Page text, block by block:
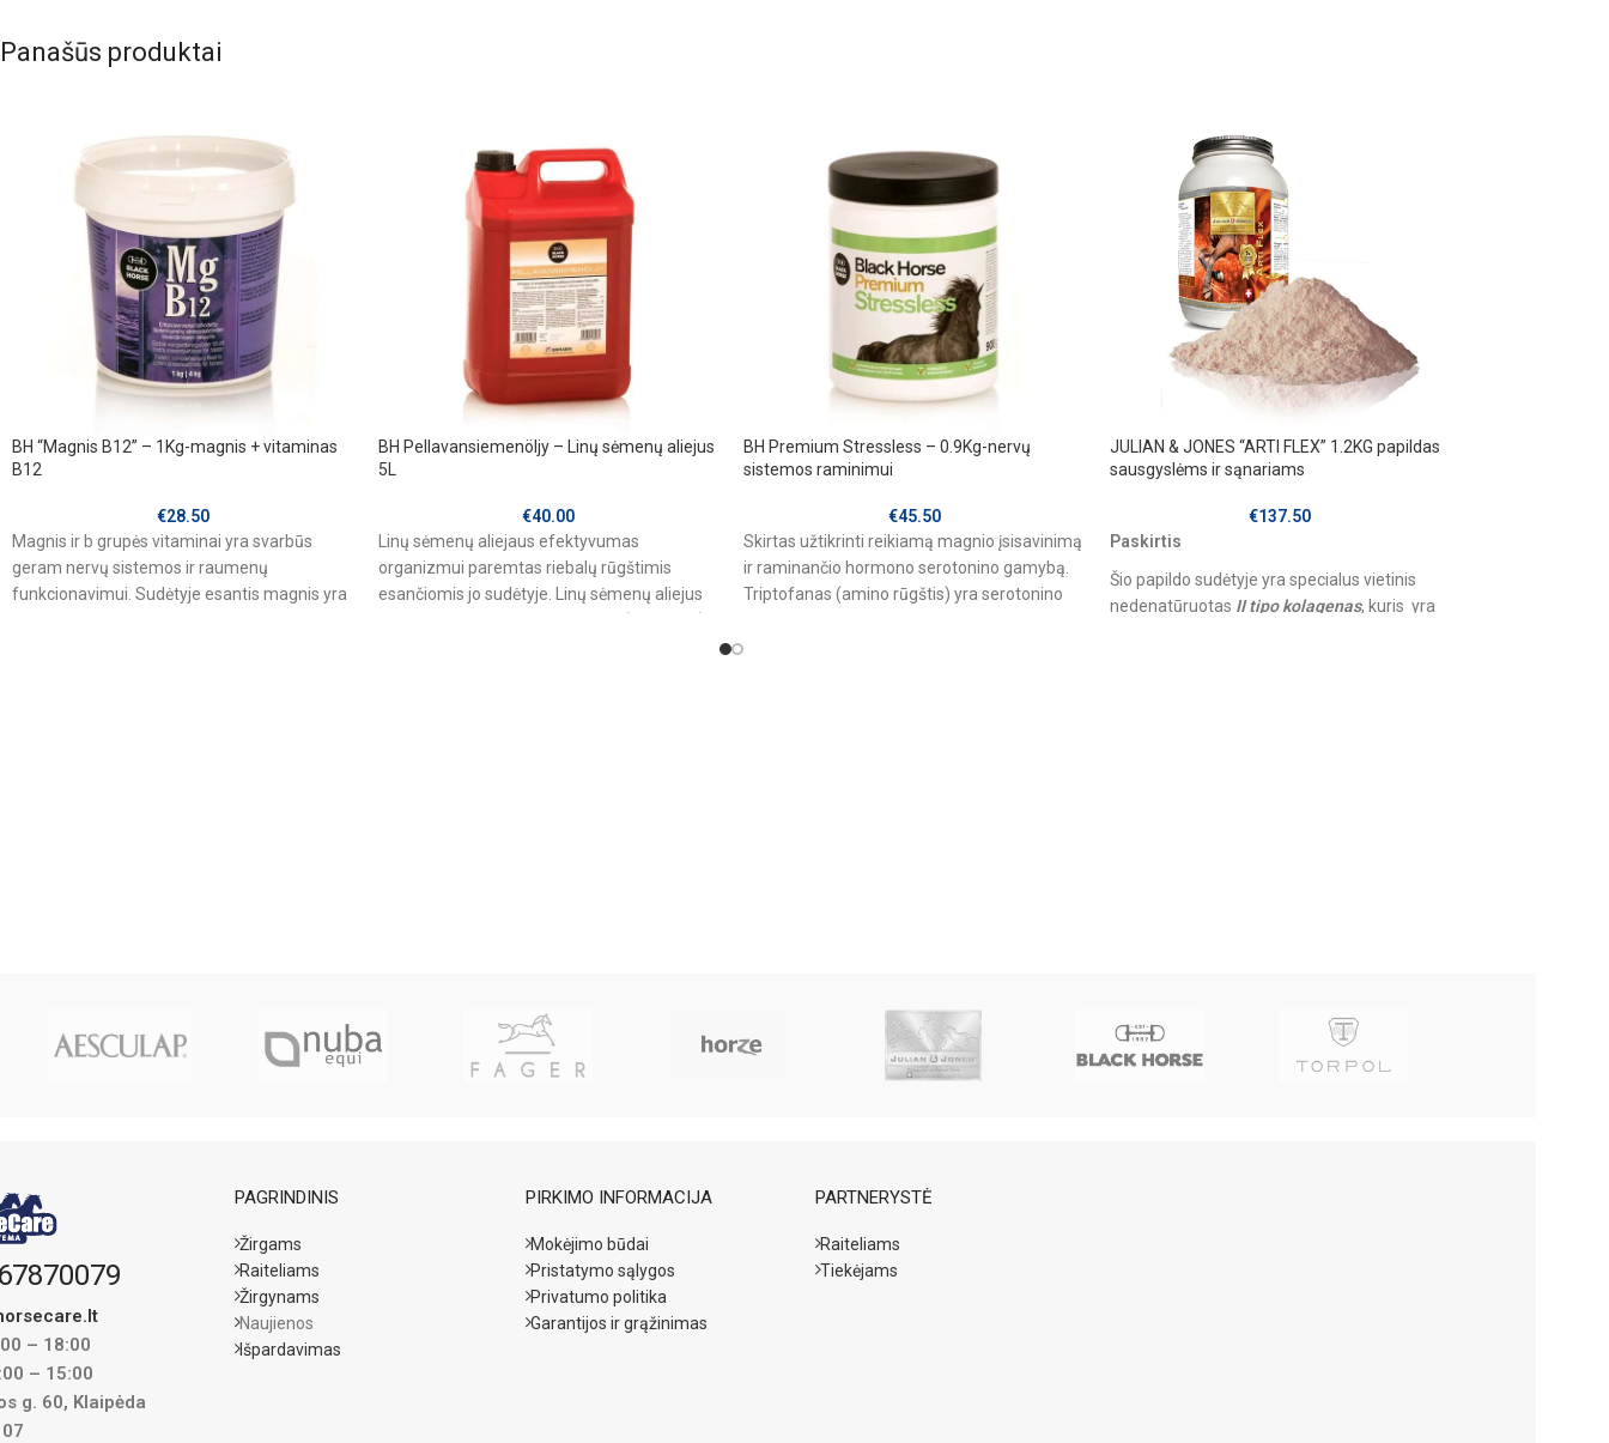
Panašūs produktai
BH “Magnis B12” – 1Kg-magnis + vitaminas
B12
€28.50
Magnis ir b grupės vitaminai yra svarbūs
geram nervų sistemos ir raumenų
funkcionavimui. Sudėtyje esantis magnis yra
BH Pellavansiemenöljy – Linų sėmenų aliejus
5L
€40.00
Linų sėmenų aliejaus efektyvumas
organizmui paremtas riebalų rūgštimis
esančiomis jo sudėtyje. Linų sėmenų aliejus
BH Premium Stressless – 0.9Kg-nervų
sistemos raminimui
€45.50
Skirtas užtikrinti reikiamą magnio įsisavinimą
ir raminančio hormono serotonino gamybą.
Triptofanas (amino rūgštis) yra serotonino
JULIAN & JONES “ARTI FLEX” 1.2KG papildas
sausgyslėms ir sąnariams
€137.50
Paskirtis
Šio papildo sudėtyje yra specialus vietinis
nedenatūruotas II tipo kolagenas, kuris yra
– 18:00
– 15:00
g. 60, Klaipėda
PAGRINDINIS
Žirgams
Raiteliams
Žirgynams
Naujienos
Išpardavimas
PIRKIMO INFORMACIJA
Mokėjimo būdai
Pristatymo sąlygos
Privatumo politika
Garantijos ir grąžinimas
PARTNERYSTĖ
Raiteliams
Tiekėjams